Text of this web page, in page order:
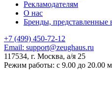
Рекламодателям
О нас
Бренды, представленные
+7 (499) 450-72-12
Email: support@zeughaus.ru
117534, г. Москва, а/я 25
Режим работы: с 9.00 до 20.00